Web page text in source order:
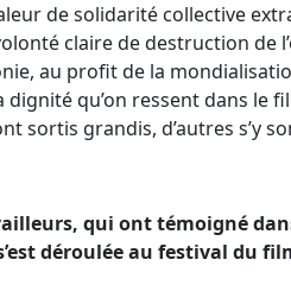
de solidarité collective
claire de destruction de
au profit de la
dignité qu’on ressent dans le
sortis grandis, d’autres s’y
qui ont témoigné
déroulée au festival du